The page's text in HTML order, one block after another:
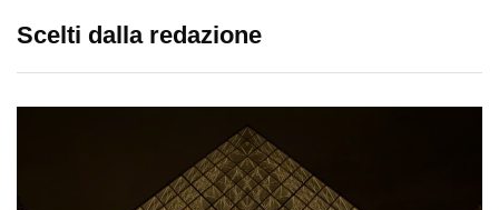
Scelti dalla redazione